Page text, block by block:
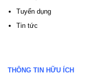
Tuyển dụng
Tin tức
THÔNG TIN HỮU ÍCH